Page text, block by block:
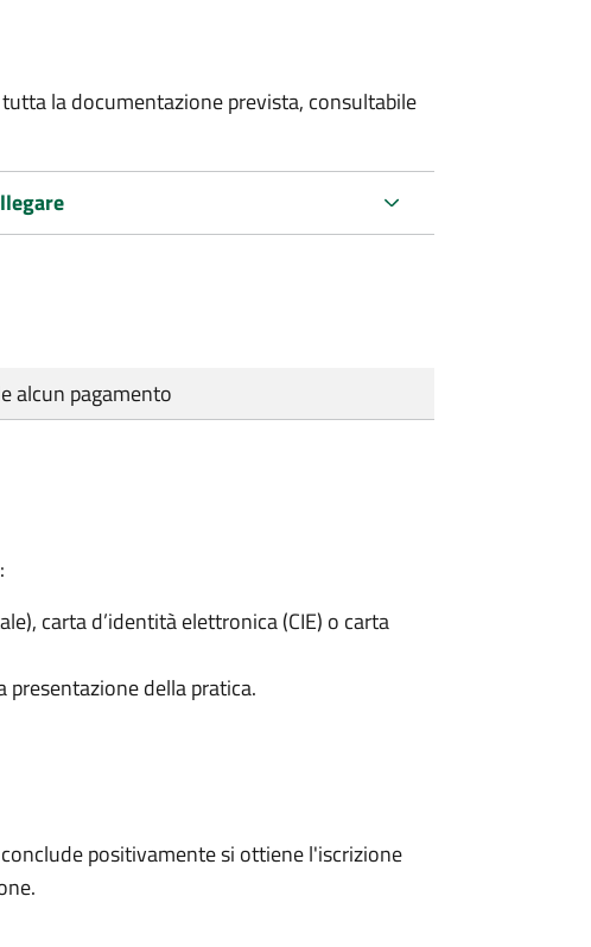
la documentazione prevista, consultabile
alcun pagamento
carta d’identità elettronica (CIE) o carta
della pratica.
positivamente si ottiene l'iscrizione